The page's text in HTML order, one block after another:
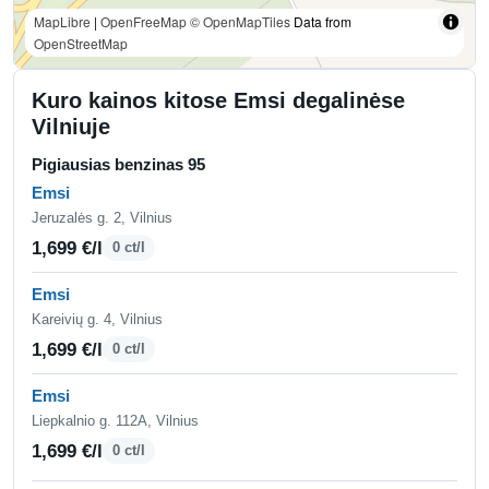
MapLibre | OpenFreeMap© OpenMapTiles Data from
OpenStreetMap
Kuro kainos kitose Emsi degalinėse
Vilniuje
Pigiausias benzinas 95
Emsi
Jeruzalės g. 2, Vilnius
1,699 €/l 0 ct/l
Emsi
Kareivių g. 4, Vilnius
1,699 €/l 0 ct/l
Emsi
Liepkalnio g. 112A, Vilnius
1,699 €/l 0 ct/l